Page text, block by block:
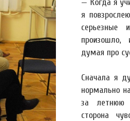
— Когда я
я
серьезные
произошло,
думая про
Сначала я
нормально
за летнюю
сторона